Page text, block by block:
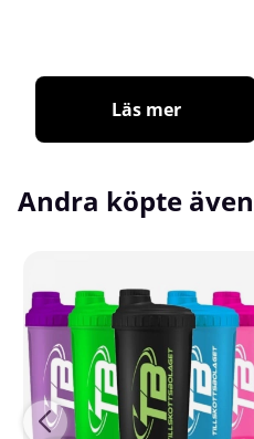
Läs mer
Andra köpte även